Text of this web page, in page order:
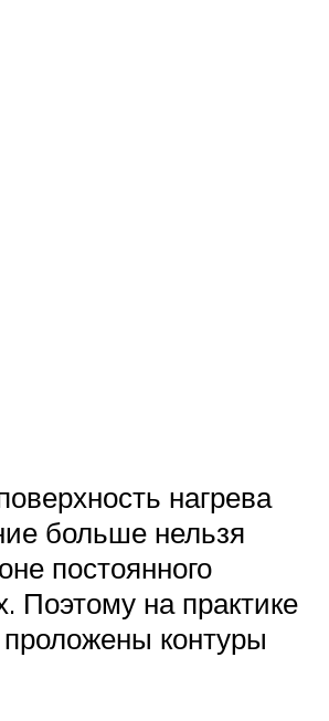
нагрева
больше нельзя
постоянного
Поэтому на практике
контуры